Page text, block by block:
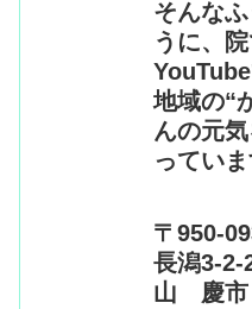
そんな
うに、
地域の“
んの元
っていま
〒950-
長潟3-
山 慶市